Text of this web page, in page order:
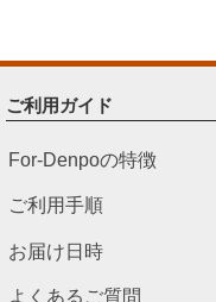
ご利用ガイド
For-Denpoの特徴
ご利用手順
お届け日時
よくあるご質問